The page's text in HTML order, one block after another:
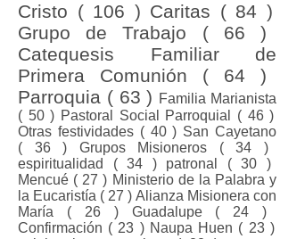
Cristo ( 106 ) Caritas ( 84 )
Grupo de Trabajo ( 66 )
Catequesis Familiar de
Primera Comunión ( 64 )
Parroquia ( 63 ) Familia Marianista
( 50 ) Pastoral Social Parroquial ( 46 )
Otras festividades ( 40 ) San Cayetano
( 36 ) Grupos Misioneros ( 34 )
espiritualidad ( 34 ) patronal ( 30 )
Mencué ( 27 ) Ministerio de la Palabra y
la Eucaristía ( 27 ) Alianza Misionera con
María ( 26 ) Guadalupe ( 24 )
Confirmación ( 23 ) Naupa Huen ( 23 )